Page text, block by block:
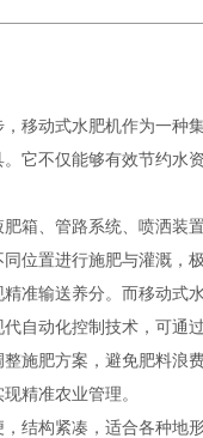
移动式水肥机作为一种
它不仅能够有效节约水
箱、管路系统、喷洒装
位置进行施肥与灌溉，
准输送养分。而移动式
自动化控制技术，可通
施肥方案，避免肥料浪
精准农业管理。
结构紧凑，适合各种地